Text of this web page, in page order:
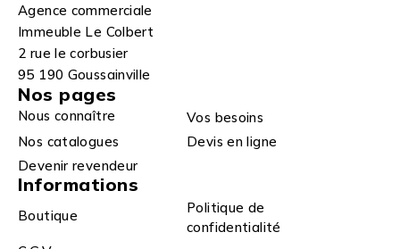
Agence commerciale
Immeuble Le Colbert
2 rue le corbusier
95 190 Goussainville
Nos pages
Nous connaître
Vos besoins
Nos catalogues
Devis en ligne
Devenir revendeur
Informations
Boutique
Politique de
confidentialité